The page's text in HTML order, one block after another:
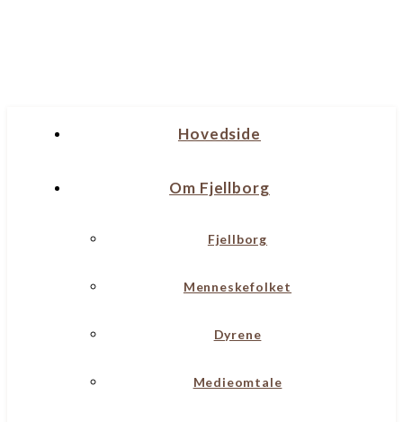
Hovedside
Om Fjellborg
Fjellborg
Menneskefolket
Dyrene
Medieomtale